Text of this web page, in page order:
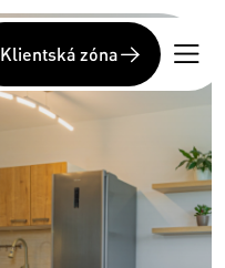
Klientská zóna